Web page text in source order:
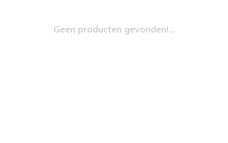
Geen producten gevonden!...